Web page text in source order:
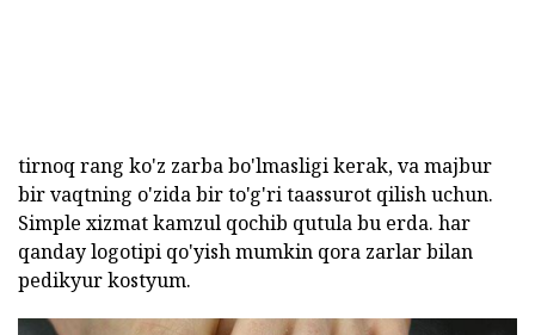
tirnoq rang ko'z zarba bo'lmasligi kerak, va majbur
bir vaqtning o'zida bir to'g'ri taassurot qilish uchun.
Simple xizmat kamzul qochib qutula bu erda. har
qanday logotipi qo'yish mumkin qora zarlar bilan
pedikyur kostyum.